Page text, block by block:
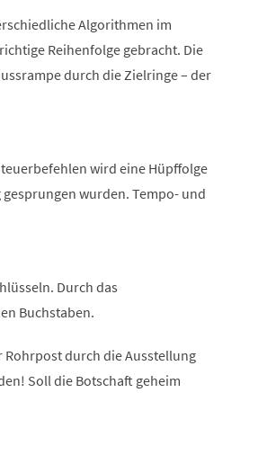
Algorithmen im
Reihenfolge gebracht. Die
durch die Zielringe – der
wird eine Hüpffolge
wurden. Tempo- und
Durch das
Buchstaben.
Rohrpost durch die Ausstellung
Soll die Botschaft geheim